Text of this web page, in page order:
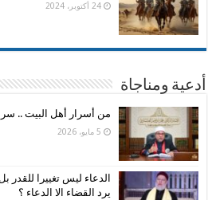
24 أكتوبر، 2024
أدعية ومناجاة
من أسرار أهل البيت .. سر
5 مايو، 2026
الدعاء ليس تغييرا
يرد القضاء الا الدعاء ؟